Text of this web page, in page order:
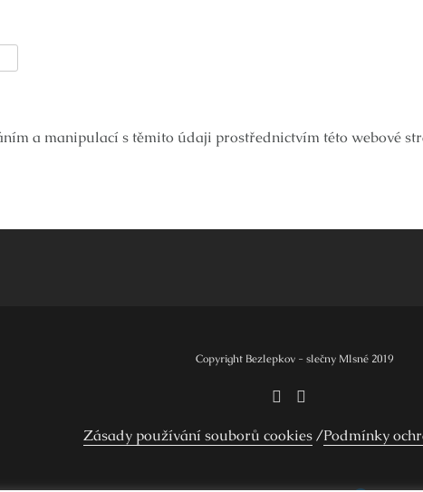
a manipulací s těmito údaji prostřednictvím této webové
Copyright Bezlepkov - slečny Mlsné 2019
Zásady používání souborů cookies Podmínky